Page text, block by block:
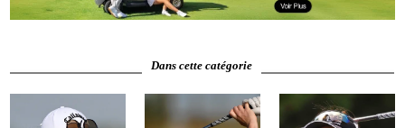
Dans cette catégorie